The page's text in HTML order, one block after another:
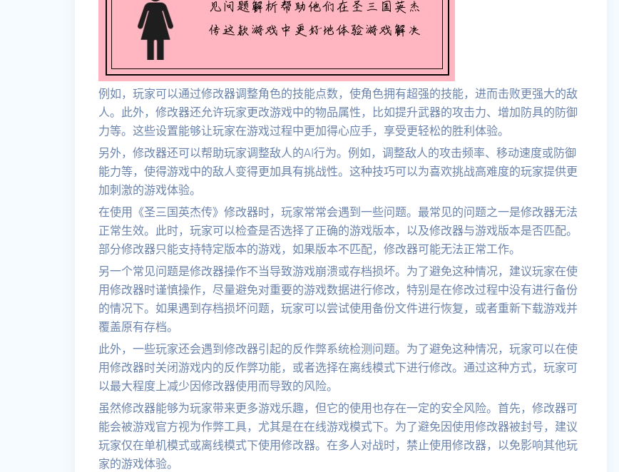
例如，玩家可以通过修改器调整角色的技能点数，使角色拥有超强的技能，进而击败更强大的敌
人。此外，修改器还允许玩家更改游戏中的物品属性，比如提升武器的攻击力、增加防具的防御
力等。这些设置能够让玩家在游戏过程中更加得心应手，享受更轻松的胜利体验。
另外，修改器还可以帮助玩家调整敌人的AI行为。例如，调整敌人的攻击频率、移动速度或防御
能力等，使得游戏中的敌人变得更加具有挑战性。这种技巧可以为喜欢挑战高难度的玩家提供更
加刺激的游戏体验。
在使用《圣三国英杰传》修改器时，玩家常常会遇到一些问题。最常见的问题之一是修改器无法
正常生效。此时，玩家可以检查是否选择了正确的游戏版本，以及修改器与游戏版本是否匹配。
部分修改器只能支持特定版本的游戏，如果版本不匹配，修改器可能无法正常工作。
另一个常见问题是修改器操作不当导致游戏崩溃或存档损坏。为了避免这种情况，建议玩家在使
用修改器时谨慎操作，尽量避免对重要的游戏数据进行修改，特别是在修改过程中没有进行备份
的情况下。如果遇到存档损坏问题，玩家可以尝试使用备份文件进行恢复，或者重新下载游戏并
覆盖原有存档。
此外，一些玩家还会遇到修改器引起的反作弊系统检测问题。为了避免这种情况，玩家可以在使
用修改器时关闭游戏内的反作弊功能，或者选择在离线模式下进行修改。通过这种方式，玩家可
以最大程度上减少因修改器使用而导致的风险。
虽然修改器能够为玩家带来更多游戏乐趣，但它的使用也存在一定的安全风险。首先，修改器可
能会被游戏官方视为作弊工具，尤其是在在线游戏模式下。为了避免因使用修改器被封号，建议
玩家仅在单机模式或离线模式下使用修改器。在多人对战时，禁止使用修改器，以免影响其他玩
家的游戏体验。